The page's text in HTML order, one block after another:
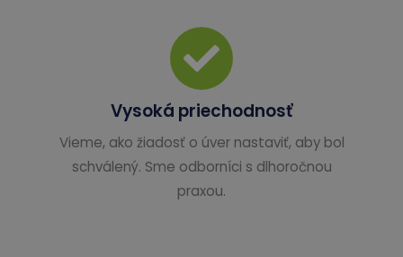
Vysoká priechodnosť
Vieme, ako žiadosť o úver nastaviť, aby bol
schválený. Sme odborníci s dlhoročnou
praxou.